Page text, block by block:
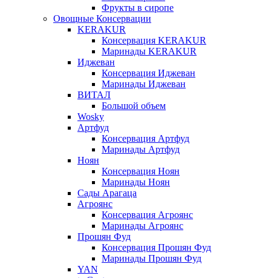
Фрукты в сиропе
Овощные Консервации
KERAKUR
Консервация KERAKUR
Маринады KERAKUR
Иджеван
Консервация Иджеван
Маринады Иджеван
ВИТАЛ
Большой объем
Wosky
Артфуд
Консервация Артфуд
Маринады Артфуд
Ноян
Консервация Ноян
Маринады Ноян
Сады Арагаца
Агроянс
Консервация Агроянс
Маринады Агроянс
Прошян Фуд
Консервация Прошян Фуд
Маринады Прошян Фуд
YAN